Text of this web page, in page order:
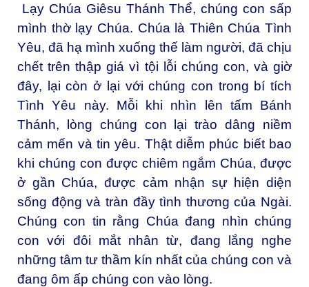
Lạy Chúa Giêsu Thánh Thể, chúng con sấp
mình thờ lạy Chúa. Chúa là Thiên Chúa Tình
Yêu, đã hạ mình xuống thế làm người, đã chịu
chết trên thập giá vì tội lỗi chúng con, và giờ
đây, lại còn ở lại với chúng con trong bí tích
Tình Yêu này. Mỗi khi nhìn lên tấm Bánh
Thánh, lòng chúng con lại trào dâng niềm
cảm mến và tin yêu. Thật diễm phúc biết bao
khi chúng con được chiêm ngắm Chúa, được
ở gần Chúa, được cảm nhận sự hiện diện
sống động và tràn đầy tình thương của Ngài.
Chúng con tin rằng Chúa đang nhìn chúng
con với đôi mắt nhân từ, đang lắng nghe
những tâm tư thầm kín nhất của chúng con và
đang ôm ấp chúng con vào lòng.